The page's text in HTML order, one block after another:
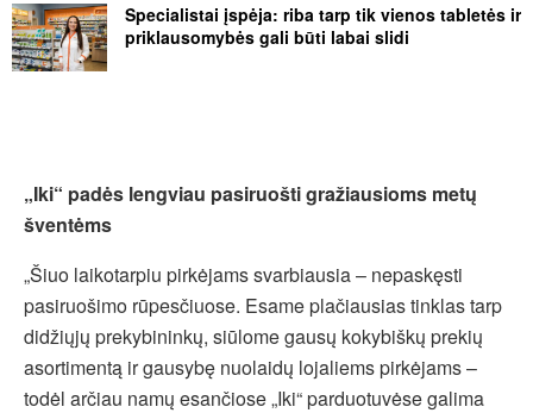
Specialistai įspėja: riba tarp tik vienos tabletės ir
priklausomybės gali būti labai slidi
„Iki“ padės lengviau pasiruošti gražiausioms metų
šventėms
„Šiuo laikotarpiu pirkėjams svarbiausia – nepaskęsti
pasiruošimo rūpesčiuose. Esame plačiausias tinklas tarp
didžiųjų prekybininkų, siūlome gausų kokybiškų prekių
asortimentą ir gausybę nuolaidų lojaliems pirkėjams –
todėl arčiau namų esančiose „Iki“ parduotuvėse galima